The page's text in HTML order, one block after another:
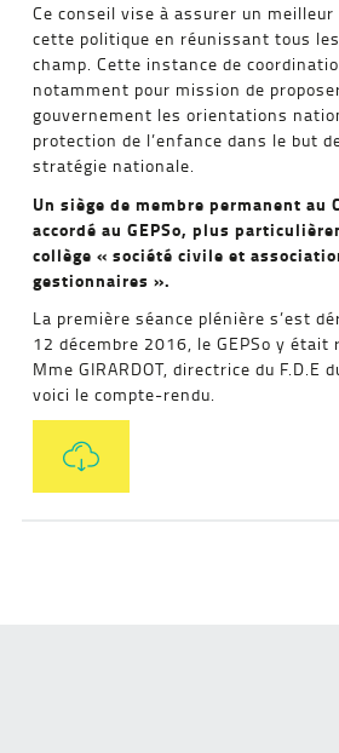
Ce conseil vise à assurer un meilleur
cette politique en réunissant tous
champ. Cette instance de
notamment pour mission de
gouvernement les orientations
protection de l’enfance dans le but
stratégie nationale.
Un siège de membre permanent au
accordé au GEPSo, plus
collège « société civile et
gestionnaires ».
La première séance plénière s’est
12 décembre 2016, le GEPSo y était
Mme GIRARDOT, directrice du F.D.E
voici le compte-rendu.